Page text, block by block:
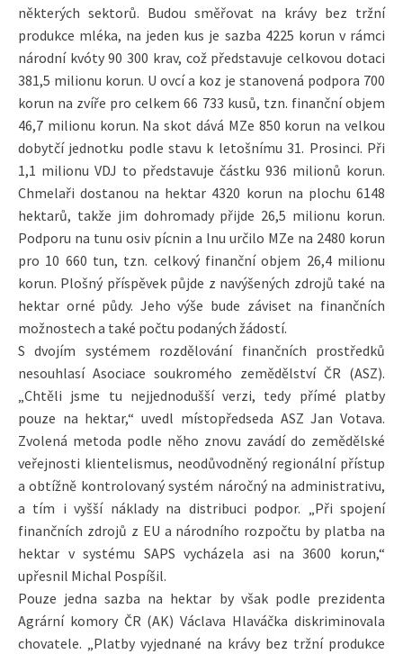
některých sektorů. Budou směřovat na krávy bez tržní
produkce mléka, na jeden kus je sazba 4225 korun v rámci
národní kvóty 90 300 krav, což představuje celkovou dotaci
381,5 milionu korun. U ovcí a koz je stanovená podpora 700
korun na zvíře pro celkem 66 733 kusů, tzn. finanční objem
46,7 milionu korun. Na skot dává MZe 850 korun na velkou
dobytčí jednotku podle stavu k letošnímu 31. Prosinci. Při
1,1 milionu VDJ to představuje částku 936 milionů korun.
Chmelaři dostanou na hektar 4320 korun na plochu 6148
hektarů, takže jim dohromady přijde 26,5 milionu korun.
Podporu na tunu osiv pícnin a lnu určilo MZe na 2480 korun
pro 10 660 tun, tzn. celkový finanční objem 26,4 milionu
korun. Plošný příspěvek půjde z navýšených zdrojů také na
hektar orné půdy. Jeho výše bude záviset na finančních
možnostech a také počtu podaných žádostí.
S dvojím systémem rozdělování finančních prostředků
nesouhlasí Asociace soukromého zemědělství ČR (ASZ).
„Chtěli jsme tu nejjednodušší verzi, tedy přímé platby
pouze na hektar,“ uvedl místopředseda ASZ Jan Votava.
Zvolená metoda podle něho znovu zavádí do zemědělské
veřejnosti klientelismus, neodůvodněný regionální přístup
a obtížně kontrolovaný systém náročný na administrativu,
a tím i vyšší náklady na distribuci podpor. „Při spojení
finančních zdrojů z EU a národního rozpočtu by platba na
hektar v systému SAPS vycházela asi na 3600 korun,“
upřesnil Michal Pospíšil.
Pouze jedna sazba na hektar by však podle prezidenta
Agrární komory ČR (AK) Václava Hlaváčka diskriminovala
chovatele. „Platby vyjednané na krávy bez tržní produkce